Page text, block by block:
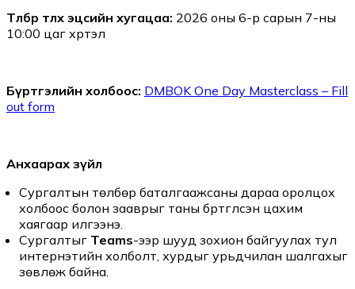
Төлбөр төлөх эцсийн хугацаа: 2026 оны 6-р сарын 7-ны
10:00 цаг хүртэл
Бүртгэлийн холбоос: DMBOK One Day Masterclass – Fill
out form
Анхаарах зүйл
Сургалтын төлбөр баталгаажсаны дараа оролцох
холбоос болон зааврыг таны бүртгүүлсэн цахим
хаягаар илгээнэ.
Сургалтыг Teams-ээр шууд зохион байгуулах тул
интернэтийн холболт, хурдыг урьдчилан шалгахыг
зөвлөж байна.